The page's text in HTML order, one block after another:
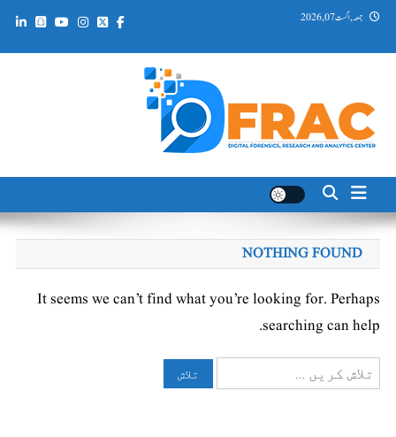
Skip جمعہ, اگست 07, 2026
DFRAC_ORG
NOTHING FOUND
It seems we can’t find what you’re looking for. Perhaps
searching can help.
تلاش
کریں